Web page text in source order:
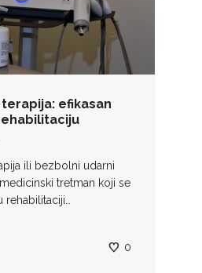
efikasan
ili bezbolni udarni
tretman koji se
0